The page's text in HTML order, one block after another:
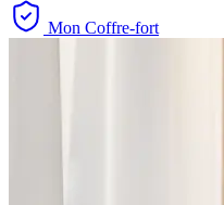
Mon Coffre-fort